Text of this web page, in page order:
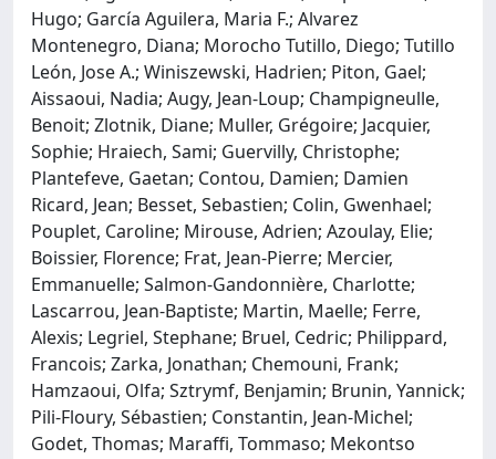
Hugo; García Aguilera, Maria F.; Alvarez
Montenegro, Diana; Morocho Tutillo, Diego; Tutillo
León, Jose A.; Winiszewski, Hadrien; Piton, Gael;
Aissaoui, Nadia; Augy, Jean-Loup; Champigneulle,
Benoit; Zlotnik, Diane; Muller, Grégoire; Jacquier,
Sophie; Hraiech, Sami; Guervilly, Christophe;
Plantefeve, Gaetan; Contou, Damien; Damien
Ricard, Jean; Besset, Sebastien; Colin, Gwenhael;
Pouplet, Caroline; Mirouse, Adrien; Azoulay, Elie;
Boissier, Florence; Frat, Jean-Pierre; Mercier,
Emmanuelle; Salmon-Gandonnière, Charlotte;
Lascarrou, Jean-Baptiste; Martin, Maelle; Ferre,
Alexis; Legriel, Stephane; Bruel, Cedric; Philippard,
Francois; Zarka, Jonathan; Chemouni, Frank;
Hamzaoui, Olfa; Sztrymf, Benjamin; Brunin, Yannick;
Pili-Floury, Sébastien; Constantin, Jean-Michel;
Godet, Thomas; Maraffi, Tommaso; Mekontso